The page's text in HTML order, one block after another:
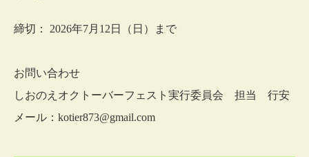
締切： 2026年7月12日（日）まで
お問い合わせ
しおのえオクトーバーフェスト実行委員会 担当 行安
メール：kotier873@gmail.com